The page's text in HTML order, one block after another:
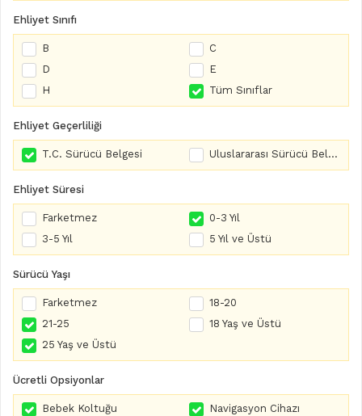
Ehliyet Sınıfı
B
C
D
E
H
Tüm Sınıflar
Ehliyet Geçerliliği
T.C. Sürücü Belgesi Uluslararası Sürücü Belgesi
Ehliyet Süresi
Farketmez
0-3 Yıl
3-5 Yıl
5 Yıl ve Üstü
Sürücü Yaşı
Farketmez
18-20
21-25
18 Yaş ve Üstü
25 Yaş ve Üstü
Ücretli Opsiyonlar
Bebek Koltuğu
Navigasyon Cihazı